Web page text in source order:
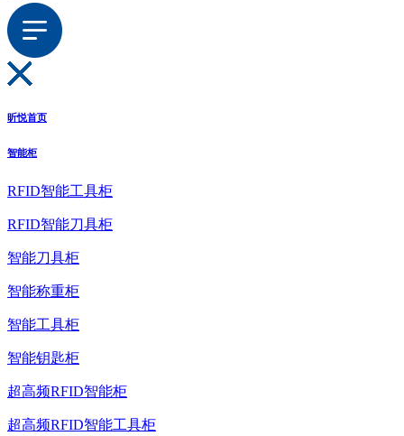
昕悦首页
智能柜
RFID智能工具柜
RFID智能刀具柜
智能刀具柜
智能称重柜
智能工具柜
智能钥匙柜
超高频RFID智能柜
超高频RFID智能工具柜